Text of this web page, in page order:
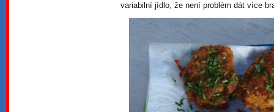
variabilní jídlo, že není problém dát více